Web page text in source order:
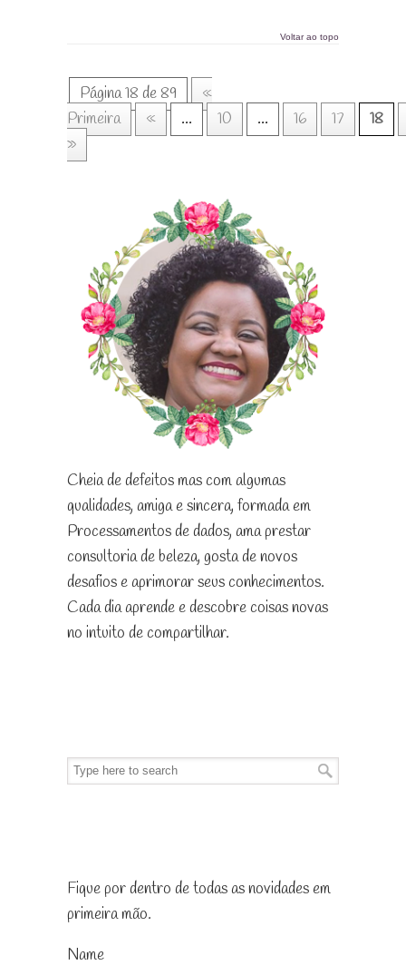
Voltar ao topo
Página 18 de 89
«
Primeira
« ... 10 ... 16 17
18
»
Cheia de defeitos mas com algumas
qualidades, amiga e sincera, formada em
Processamentos de dados, ama prestar
consultoria de beleza, gosta de novos
desafios e aprimorar seus conhecimentos.
Cada dia aprende e descobre coisas novas
no intuito de compartilhar.
Fique por dentro de todas as novidades em
primeira mão.
Name